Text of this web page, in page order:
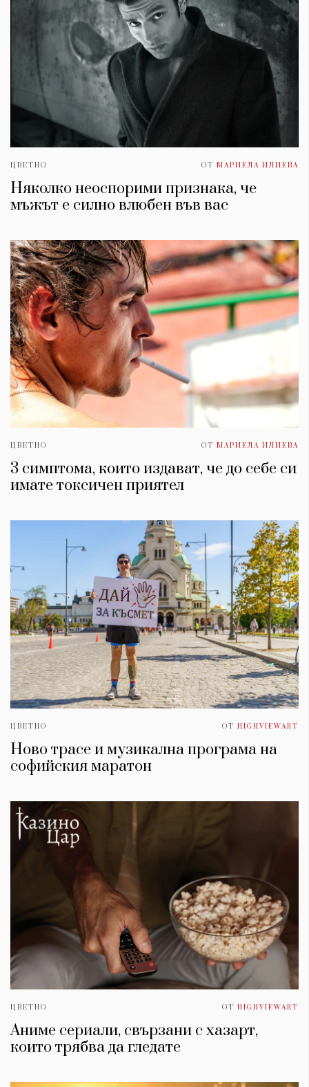
ЦВЕТНО ОТ МАРИЕЛА ИЛИЕВА
Няколко неоспорими признака, че
мъжът е силно влюбен във вас
ЦВЕТНО ОТ МАРИЕЛА ИЛИЕВА
3 симптома, които издават, че до себе си
имате токсичен приятел
ЦВЕТНО ОТ HIGHVIEWART
Ново трасе и музикална програма на
софийския маратон
ЦВЕТНО ОТ HIGHVIEWART
Аниме сериали, свързани с хазарт,
които трябва да гледате